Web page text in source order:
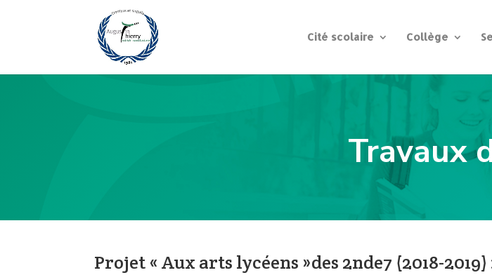
Cité scolaire Collège
Travaux
Projet « Aux arts lycéens »des 2nde7 (2018-